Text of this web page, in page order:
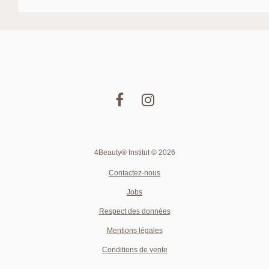
4Beauty® Institut © 2026
Contactez-nous
Jobs
Respect des données
Mentions légales
Conditions de vente